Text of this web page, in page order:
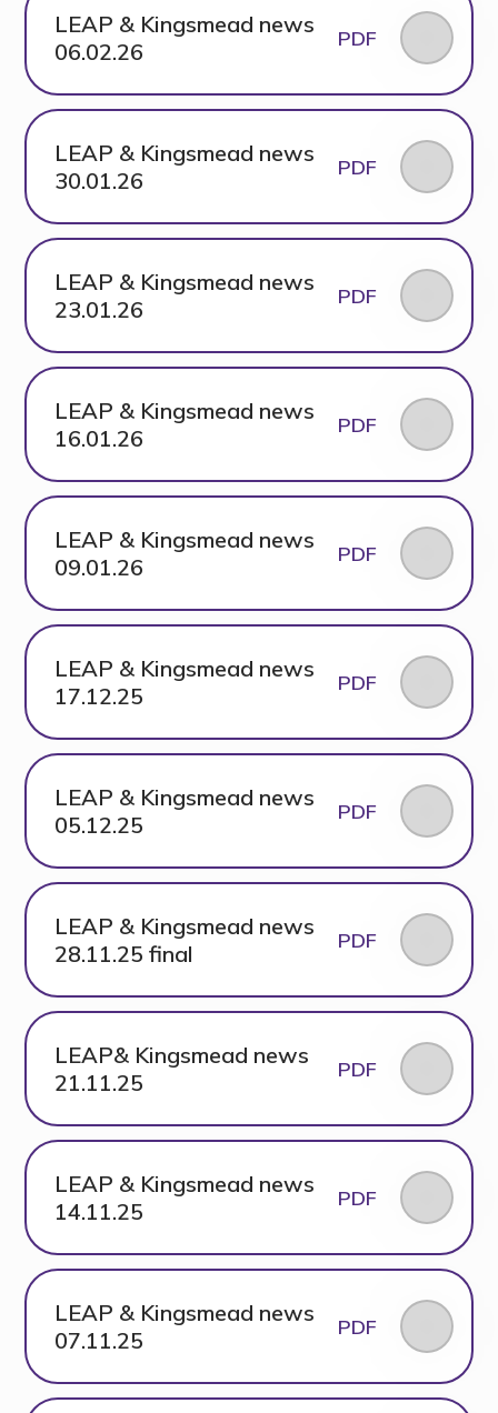
LEAP & Kingsmead news
06.02.26
PDF
LEAP & Kingsmead news
30.01.26
PDF
LEAP & Kingsmead news
23.01.26
PDF
LEAP & Kingsmead news
16.01.26
PDF
LEAP & Kingsmead news
09.01.26
PDF
LEAP & Kingsmead news
17.12.25
PDF
LEAP & Kingsmead news
05.12.25
PDF
LEAP & Kingsmead news
28.11.25 final
PDF
LEAP& Kingsmead news
21.11.25
PDF
LEAP & Kingsmead news
14.11.25
PDF
LEAP & Kingsmead news
07.11.25
PDF